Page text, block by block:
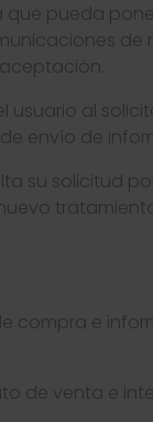
que pueda
de
usuario al
envío de
su solicitud
compra e
de venta e